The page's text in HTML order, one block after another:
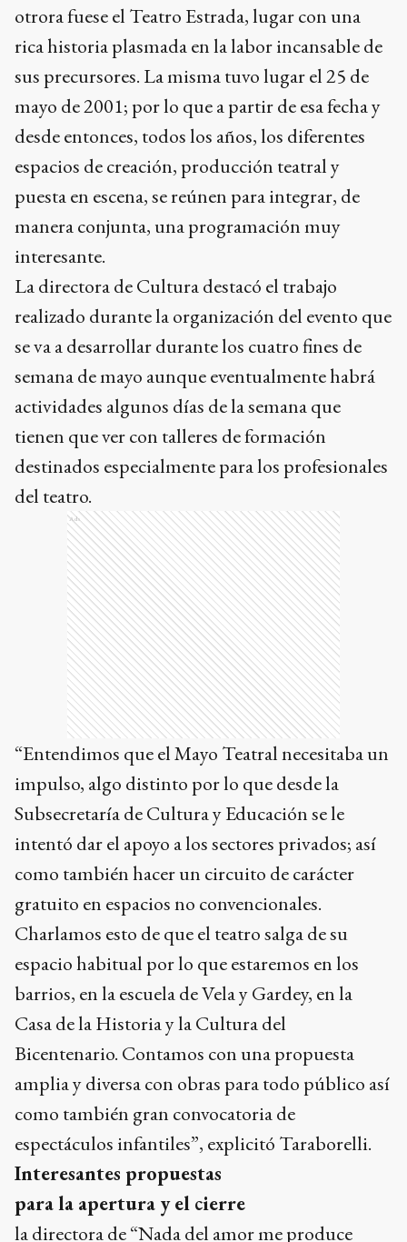
otrora fuese el Teatro Estrada, lugar con una
rica historia plasmada en la labor incansable de
sus precursores. La misma tuvo lugar el 25 de
mayo de 2001; por lo que a partir de esa fecha y
desde entonces, todos los años, los diferentes
espacios de creación, producción teatral y
puesta en escena, se reúnen para integrar, de
manera conjunta, una programación muy
interesante.
La directora de Cultura destacó el trabajo
realizado durante la organización del evento que
se va a desarrollar durante los cuatro fines de
semana de mayo aunque eventualmente habrá
actividades algunos días de la semana que
tienen que ver con talleres de formación
destinados especialmente para los profesionales
del teatro.
Ads
“Entendimos que el Mayo Teatral necesitaba un
impulso, algo distinto por lo que desde la
Subsecretaría de Cultura y Educación se le
intentó dar el apoyo a los sectores privados; así
como también hacer un circuito de carácter
gratuito en espacios no convencionales.
Charlamos esto de que el teatro salga de su
espacio habitual por lo que estaremos en los
barrios, en la escuela de Vela y Gardey, en la
Casa de la Historia y la Cultura del
Bicentenario. Contamos con una propuesta
amplia y diversa con obras para todo público así
como también gran convocatoria de
espectáculos infantiles”, explicitó Taraborelli.
Interesantes propuestas
para la apertura y el cierre
la directora de “Nada del amor me produce